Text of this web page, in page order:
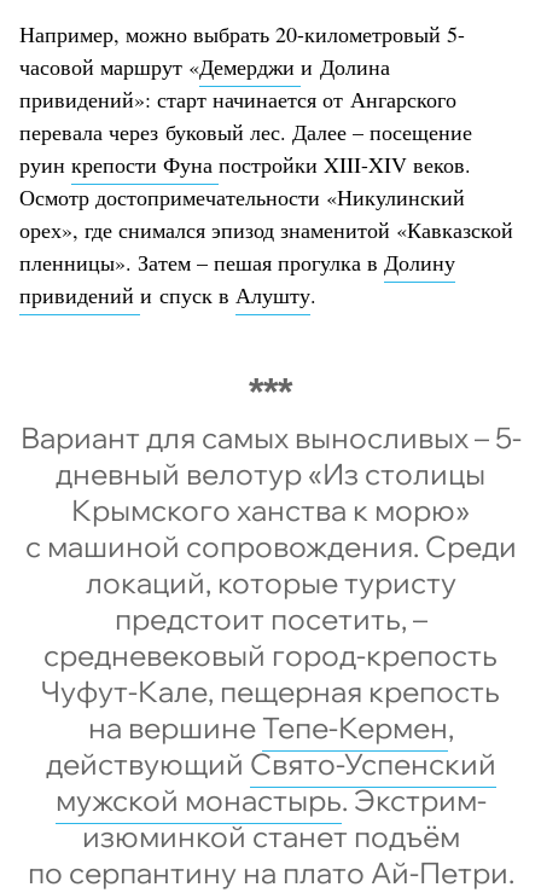
Например, можно выбрать 20-километровый 5-
часовой маршрут «Демерджи и Долина
привидений»: старт начинается от Ангарского
перевала через буковый лес. Далее – посещение
руин крепости Фуна постройки XIII-XIV веков.
Осмотр достопримечательности «Никулинский
орех», где снимался эпизод знаменитой «Кавказской
пленницы». Затем – пешая прогулка в Долину
привидений и спуск в Алушту.
Вариант для самых выносливых – 5-
дневный велотур «Из столицы
Крымского ханства к морю»
с машиной сопровождения. Среди
локаций, которые туристу
предстоит посетить, –
средневековый город-крепость
Чуфут-Кале, пещерная крепость
на вершине Тепе-Кермен,
действующий Свято-Успенский
мужской монастырь. Экстрим-
изюминкой станет подъём
по серпантину на плато Ай-Петри.